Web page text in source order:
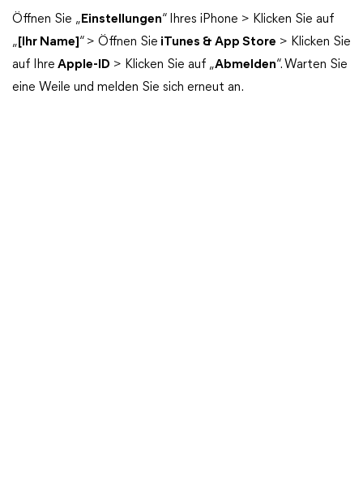
Öffnen Sie „ Einstellungen“ Ihres iPhone > Klicken Sie auf
„ [Ihr Name] “ > Öffnen Sie iTunes & App Store > Klicken Sie
auf Ihre Apple-ID > Klicken Sie auf „Abmelden“. Warten Sie
eine Weile und melden Sie sich erneut an.